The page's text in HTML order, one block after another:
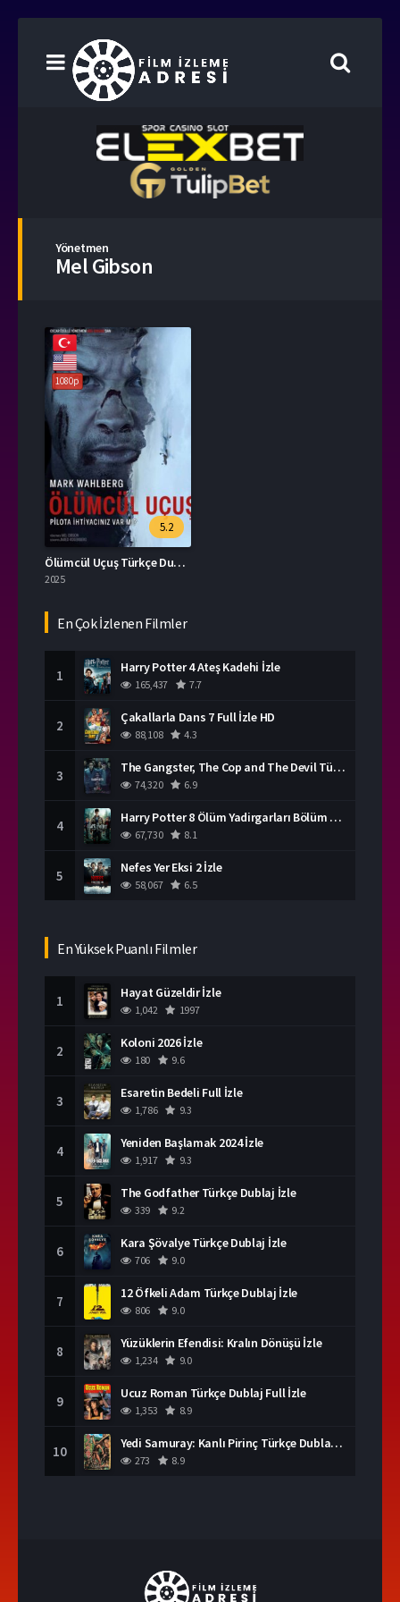
Yönetmen
Mel Gibson
1080p
5.2
Ölümcül Uçuş Türkçe Dublaj İzle
2025
En Çok İzlenen Filmler
1 Harry Potter 4 Ateş Kadehi İzle
165,437 7.7
2 Çakallarla Dans 7 Full İzle HD
88,108 4.3
3 The Gangster, The Cop and The Devil Türkçe Dublaj İzle
74,320 6.9
4 Harry Potter 8 Ölüm Yadirgarları Bölüm 2 İzle
67,730 8.1
5 Nefes Yer Eksi 2 İzle
58,067 6.5
En Yüksek Puanlı Filmler
1 Hayat Güzeldir İzle
1,042 1997
2 Koloni 2026 İzle
180 9.6
3 Esaretin Bedeli Full İzle
1,786 9.3
4 Yeniden Başlamak 2024 İzle
1,917 9.3
5 The Godfather Türkçe Dublaj İzle
339 9.2
6 Kara Şövalye Türkçe Dublaj İzle
706 9.0
7 12 Öfkeli Adam Türkçe Dublaj İzle
806 9.0
8 Yüzüklerin Efendisi: Kralın Dönüşü İzle
1,234 9.0
9 Ucuz Roman Türkçe Dublaj Full İzle
1,353 8.9
10 Yedi Samuray: Kanlı Pirinç Türkçe Dublaj İzle
273 8.9